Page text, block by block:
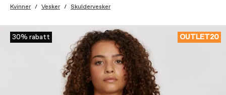
Kvinner Vesker Skuldervesker
30% rabatt OUTLET20